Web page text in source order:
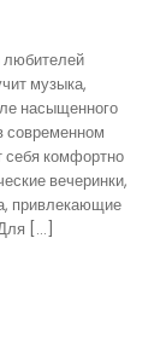
любителей
музыка,
насыщенного
современном
себя комфортно
вечеринки,
привлекающие
[…]